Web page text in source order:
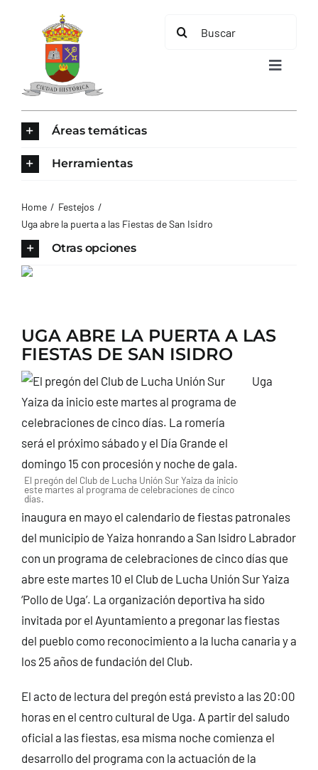
contenido
Buscar:
Toggle
AYUNTAMIENTO
CONTACTO
Áreas temáticas
Herramientas
Home
Festejos
Uga abre la puerta a las Fiestas de San Isidro
Otras opciones
UGA ABRE LA PUERTA A LAS
FIESTAS DE SAN ISIDRO
El pregón del Club de Lucha Unión Sur Yaiza da inicio
este martes al programa de celebraciones de cinco
días.
Uga
inaugura en mayo el calendario de fiestas patronales
del municipio de Yaiza honrando a San Isidro Labrador
con un programa de celebraciones de cinco días que
abre este martes 10 el Club de Lucha Unión Sur Yaiza
‘Pollo de Uga’. La organización deportiva ha sido
invitada por el Ayuntamiento a pregonar las fiestas
del pueblo como reconocimiento a la lucha canaria y a
los 25 años de fundación del Club.
El acto de lectura del pregón está previsto a las 20:00
horas en el centro cultural de Uga. A partir del saludo
oficial a las fiestas, esa misma noche comienza el
desarrollo del programa con la actuación de la